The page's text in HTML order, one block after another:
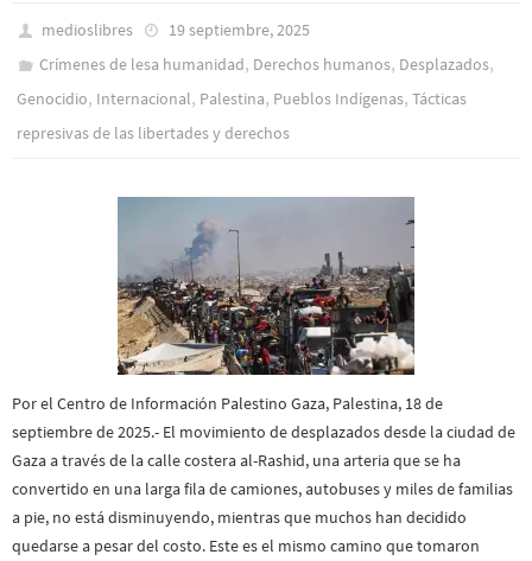
medioslibres
19 septiembre, 2025
Crímenes de lesa humanidad, Derechos humanos, Desplazados,
Genocidio, Internacional, Palestina, Pueblos Indí­genas, Tácticas
represivas de las libertades y derechos
Por el Centro de Información Palestino Gaza, Palestina, 18 de
septiembre de 2025.- El movimiento de desplazados desde la ciudad de
Gaza a través de la calle costera al-Rashid, una arteria que se ha
convertido en una larga fila de camiones, autobuses y miles de familias
a pie, no está disminuyendo, mientras que muchos han decidido
quedarse a pesar del costo. Este es el mismo camino que tomaron